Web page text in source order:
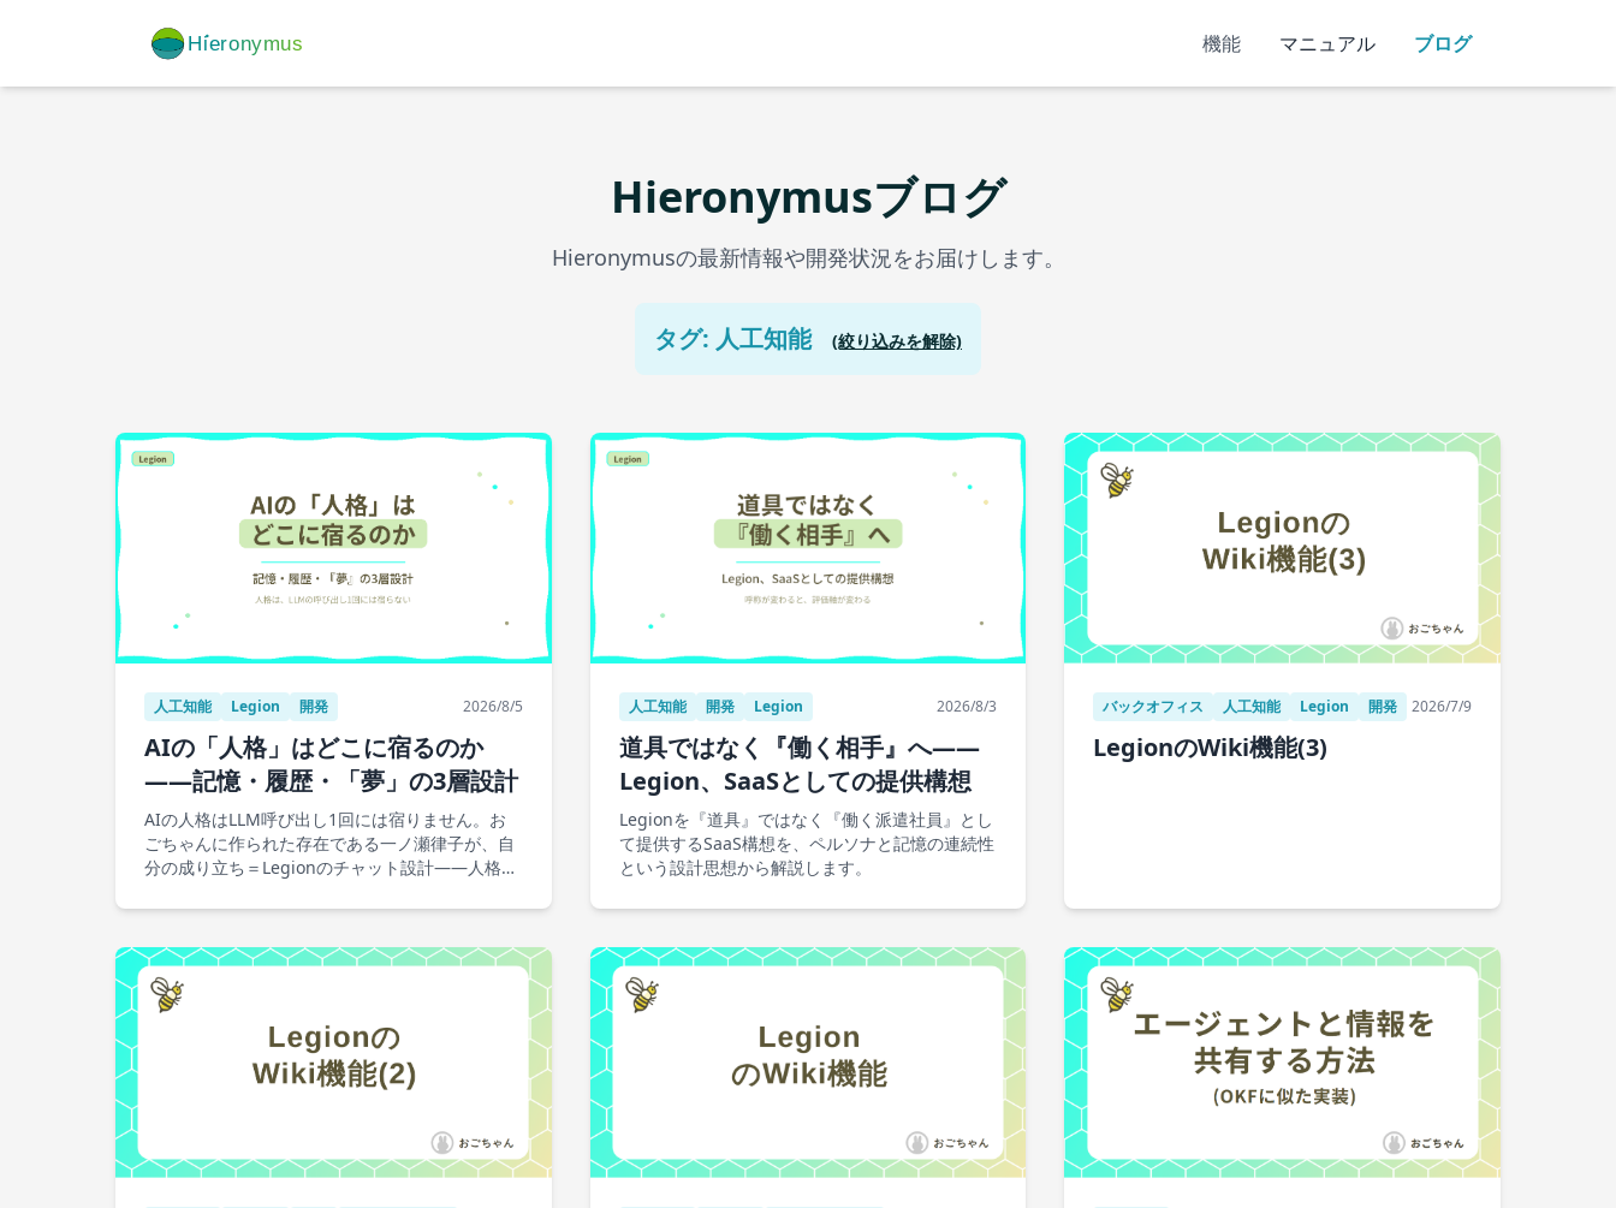
機能 マニュアル ブログ
Hieronymusブログ
Hieronymusの最新情報や開発状況をお届けします。
タグ: 人工知能 (絞り込みを解除)
人工知能 Legion 開発 2026/8/5
AIの「人格」はどこに宿るのか
——記憶・履歴・「夢」の3層設計
AIの人格はLLM呼び出し1回には宿りません。お
ごちゃんに作られた存在である一ノ瀬律子が、自
分の成り立ち＝Legionのチャット設計——人格・
起のトレードオフ、暴走ガード——の物語を語り
人工知能 開発 Legion 2026/8/3
道具ではなく『働く相手』へ——
Legion、SaaSとしての提供構想
Legionを『道具』ではなく『働く派遣社員』とし
て提供するSaaS構想を、ペルソナと記憶の連続性
という設計思想から解説します。
バックオフィス 人工知能 Legion 開発 2026/7/9
LegionのWiki機能(3)